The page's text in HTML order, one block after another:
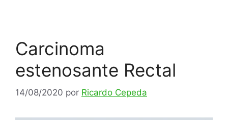
Carcinoma
estenosante Rectal
14/08/2020 por Ricardo Cepeda